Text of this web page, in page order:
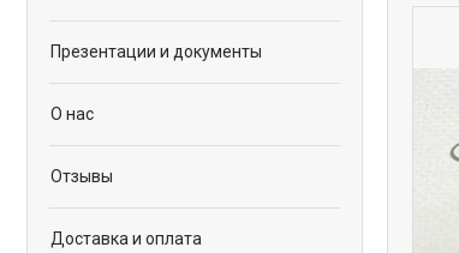
Презентации и документы
О нас
Отзывы
Доставка и оплата